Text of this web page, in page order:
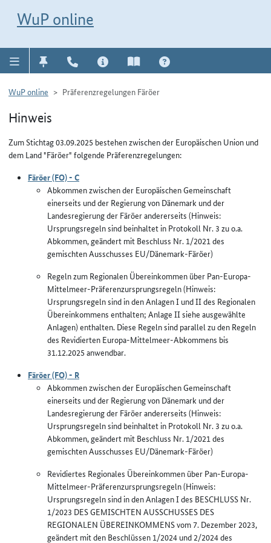
WuP online
WuP online Präferenzregelungen Färöer
Hinweis
Zum Stichtag 03.09.2025 bestehen zwischen der Europäischen Union und
dem Land "Färöer" folgende Präferenzregelungen:
Färöer (FO) - C
Abkommen zwischen der Europäischen Gemeinschaft
einerseits und der Regierung von Dänemark und der
Landesregierung der Färöer andererseits (Hinweis:
Ursprungsregeln sind beinhaltet in Protokoll Nr. 3 zu o.a.
Abkommen, geändert mit Beschluss Nr. 1/2021 des
gemischten Ausschusses EU/Dänemark-Färöer)
Regeln zum Regionalen Übereinkommen über Pan-Europa-
Mittelmeer-Präferenzursprungsregeln (Hinweis:
Ursprungsregeln sind in den Anlagen I und II des Regionalen
Übereinkommens enthalten; Anlage II siehe ausgewählte
Anlagen) enthalten. Diese Regeln sind parallel zu den Regeln
des Revidierten Europa-Mittelmeer-Abkommens bis
31.12.2025 anwendbar.
Färöer (FO) - R
Abkommen zwischen der Europäischen Gemeinschaft
einerseits und der Regierung von Dänemark und der
Landesregierung der Färöer andererseits (Hinweis:
Ursprungsregeln sind beinhaltet in Protokoll Nr. 3 zu o.a.
Abkommen, geändert mit Beschluss Nr. 1/2021 des
gemischten Ausschusses EU/Dänemark-Färöer)
Revidiertes Regionales Übereinkommen über Pan-Europa-
Mittelmeer-Präferenzursprungsregeln (Hinweis:
Ursprungsregeln sind in den Anlagen I des BESCHLUSS Nr.
1/2023 DES GEMISCHTEN AUSSCHUSSES DES
REGIONALEN ÜBEREINKOMMENS vom 7. Dezember 2023,
geändert mit den Beschlüssen 1/2024 und 2/2024 des